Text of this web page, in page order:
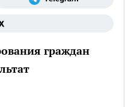
граждан